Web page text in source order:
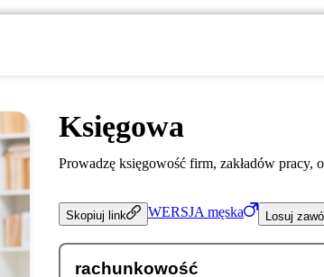
Księgowa
Prowadzę księgowość firm, zakładów pracy,
Skopiuj link WERSJA męska Losuj
rachunkowość